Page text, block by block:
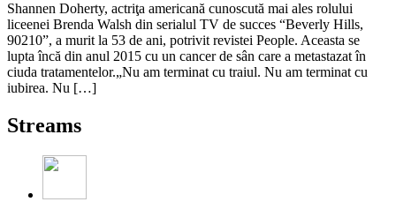
Shannen Doherty, actriţa americană cunoscută mai ales rolului
liceenei Brenda Walsh din serialul TV de succes “Beverly Hills,
90210”, a murit la 53 de ani, potrivit revistei People. Aceasta se
lupta încă din anul 2015 cu un cancer de sân care a metastazat în
ciuda tratamentelor.„Nu am terminat cu traiul. Nu am terminat cu
iubirea. Nu […]
Streams